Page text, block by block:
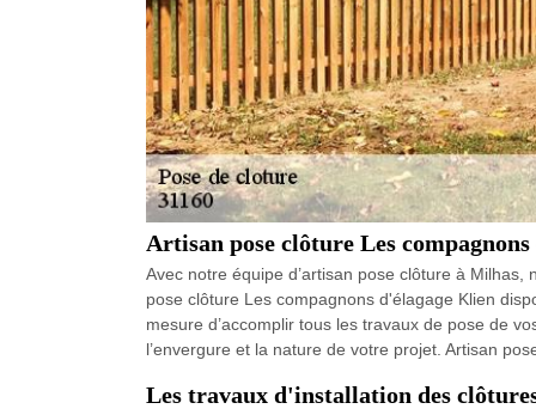
Artisan pose clôture Les
Avec notre équipe d’artisan pose clôture à
pose clôture Les compagnons d'élagage Klien
mesure d’accomplir tous les travaux de pose de
l’envergure et la nature de votre projet. Artisan
Les travaux d'installation des